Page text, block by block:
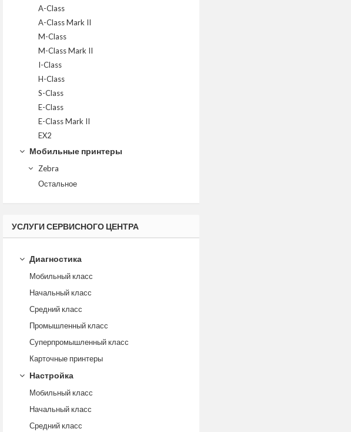
A-Class
A-Class Mark II
M-Class
M-Class Mark II
I-Class
H-Class
S-Class
E-Class
E-Class Mark II
EX2
Мобильные принтеры
Zebra
Остальное
УСЛУГИ СЕРВИСНОГО ЦЕНТРА
Диагностика
Мобильный класс
Начальный класс
Средний класс
Промышленный класс
Суперпромышленный класс
Карточные принтеры
Настройка
Мобильный класс
Начальный класс
Средний класс